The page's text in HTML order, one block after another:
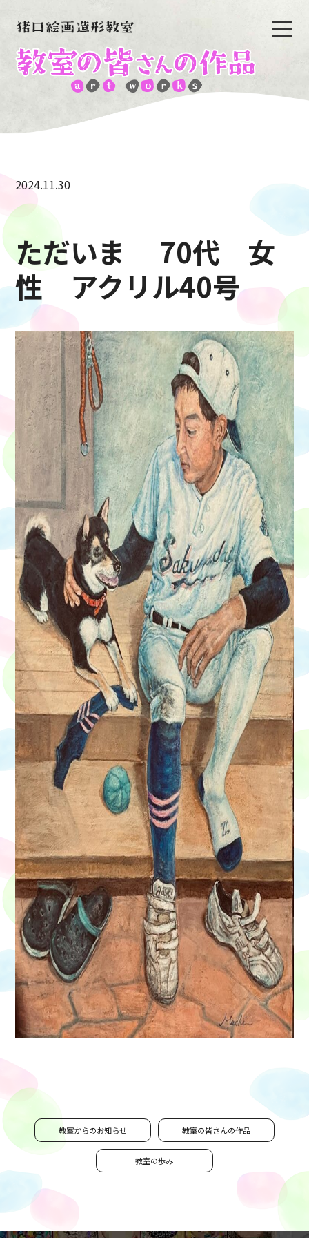
2024.11.30
ただいま 70代 女
性 アクリル40号
教室からのお知らせ 教室の皆さんの作品
教室の歩み